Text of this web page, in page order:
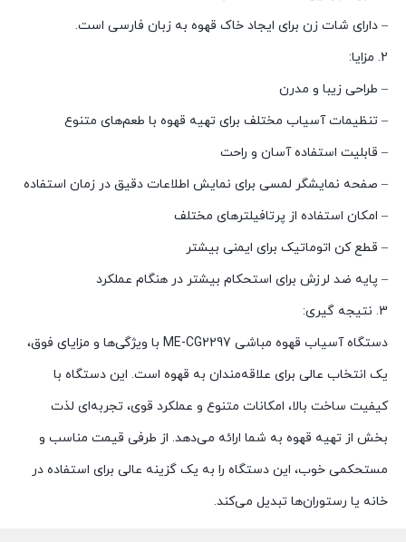
– دارای شات زن برای ایجاد خاک قهوه به زبان فارسی است.
2. مزایا:
– طراحی زیبا و مدرن
– تنظیمات آسیاب مختلف برای تهیه قهوه با طعم‌های متنوع
– قابلیت استفاده آسان و راحت
– صفحه نمایشگر لمسی برای نمایش اطلاعات دقیق در زمان استفاده
– امکان استفاده از پرتافیلترهای مختلف
– قطع کن اتوماتیک برای ایمنی بیشتر
– پایه ضد لرزش برای استحکام بیشتر در هنگام عملکرد
3. نتیجه گیری:
دستگاه آسیاب قهوه مباشی ME-CG2297 با ویژگی‌ها و مزایای فوق،
یک انتخاب عالی برای علاقه‌مندان به قهوه است. این دستگاه با
کیفیت ساخت بالا، امکانات متنوع و عملکرد قوی، تجربه‌ای لذت
بخش از تهیه قهوه به شما ارائه می‌دهد. از طرفی قیمت مناسب و
مستحکمی خوب، این دستگاه را به یک گزینه عالی برای استفاده در
خانه یا رستوران‌ها تبدیل می‌کند.